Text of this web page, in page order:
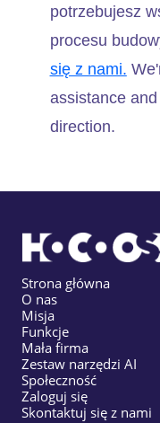
potrzebujesz
procesu
się z nami.
assistance
direction.
Strona główna
O nas
Misja
Funkcje
Mała firma
Zestaw narzędzi AI
Społeczność
Zaloguj się
Skontaktuj się z nami